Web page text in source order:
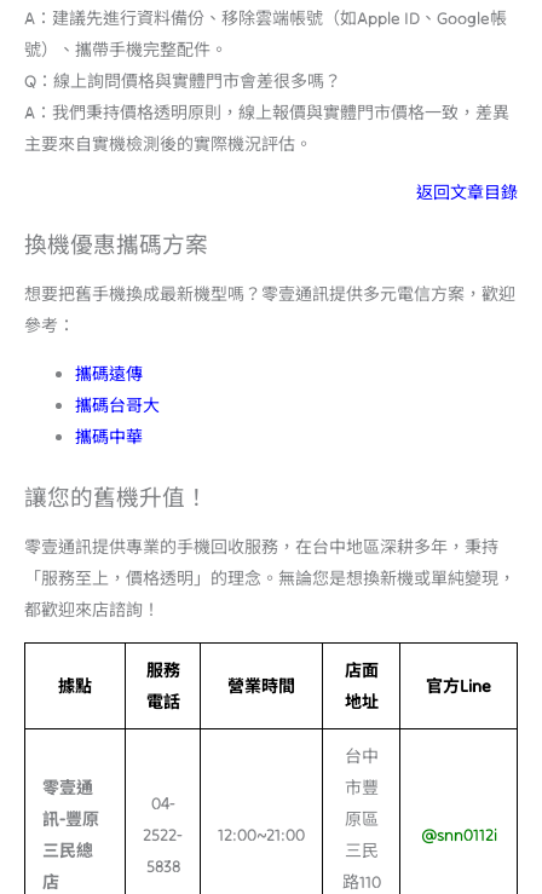
A：建議先進行資料備份、移除雲端帳號（如Apple ID、Google帳
號）、攜帶手機完整配件。
Q：線上詢問價格與實體門市會差很多嗎？
A：我們秉持價格透明原則，線上報價與實體門市價格一致，差異
主要來自實機檢測後的實際機況評估。
返回文章目錄
換機優惠攜碼方案
想要把舊手機換成最新機型嗎？零壹通訊提供多元電信方案，歡迎
參考：
攜碼遠傳
攜碼台哥大
攜碼中華
讓您的舊機升值！
零壹通訊提供專業的手機回收服務，在台中地區深耕多年，秉持
「服務至上，價格透明」的理念。無論您是想換新機或單純變現，
都歡迎來店諮詢！
據點
服務
電話
營業時間
店面
地址
官方Line
零壹通
訊-豐原
三民總
店
04-
2522-
5838
12:00~21:00
台中
市豐
原區
三民
路110
@snn0112i